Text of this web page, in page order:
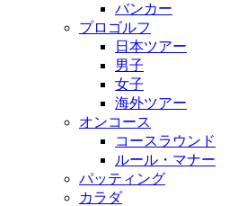
バンカー
プロゴルフ
日本ツアー
男子
女子
海外ツアー
オンコース
コースラウンド
ルール・マナー
パッティング
カラダ